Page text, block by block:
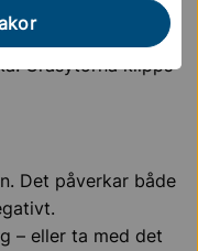
gåsbajssopare
Gräsytorna klipps
Det påverkar både
– eller ta med det